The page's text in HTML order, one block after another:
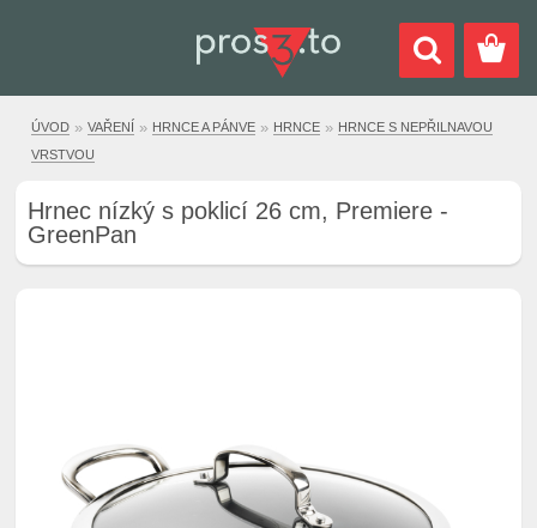
ÚVOD » VAŘENÍ » HRNCE A PÁNVE » HRNCE » HRNCE S NEPŘILNAVOU
VRSTVOU
Hrnec nízký s poklicí 26 cm, Premiere -
GreenPan